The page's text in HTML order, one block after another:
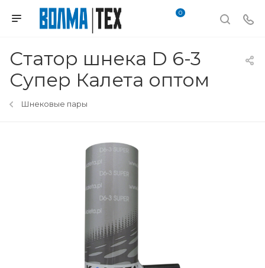
0
Статор шнека D 6-3
Супер Калета оптом
Шнековые пары